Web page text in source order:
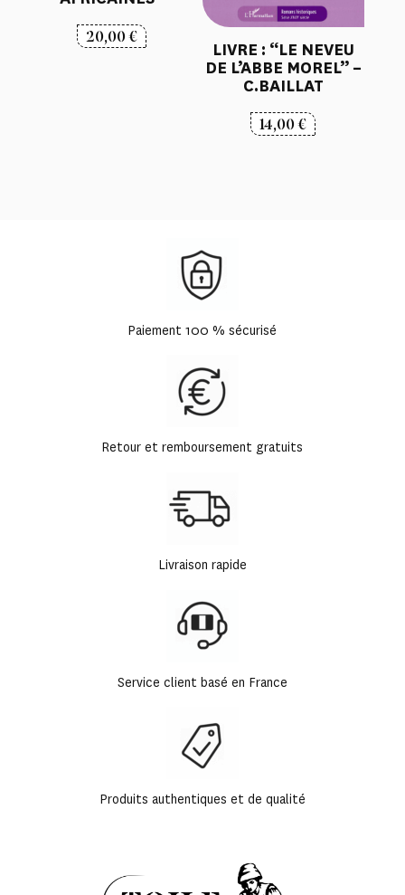
20,00€
LIVRE : “LE NEVEU
DE L’ABBE MOREL” –
C.BAILLAT
14,00€
Paiement 100 % sécurisé
Retour et remboursement gratuits
Livraison rapide
Service client basé en France
Produits authentiques et de qualité